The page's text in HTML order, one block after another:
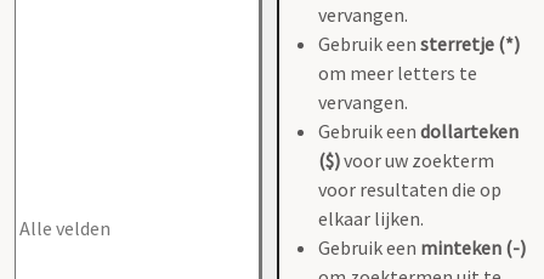
vervangen.
Gebruik een sterretje (*)
om meer letters te
vervangen.
Gebruik een dollarteken
($)voor uw zoekterm
voor resultaten die op
elkaar lijken.
Gebruik een minteken (-)